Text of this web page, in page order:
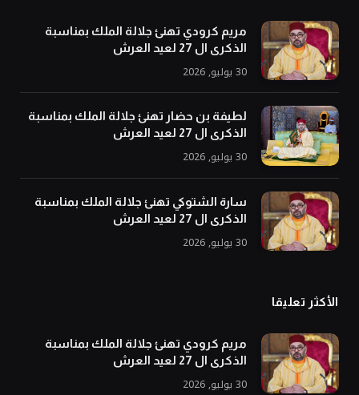
مريم كرودي تهنئ جلالة الملك بمناسبة
الذكرى ال 27 لعيد العرش
30 يوليو, 2026
لطيفة بن حضار تهنئ جلالة الملك بمناسبة
الذكرى ال 27 لعيد العرش
30 يوليو, 2026
سارة الشتوكي تهنئ جلالة الملك بمناسبة
الذكرى ال 27 لعيد العرش
30 يوليو, 2026
الأكثر تعليقا
مريم كرودي تهنئ جلالة الملك بمناسبة
الذكرى ال 27 لعيد العرش
30 يوليو, 2026